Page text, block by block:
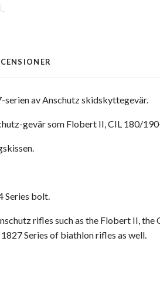
av Anschutz skidskyttegevär.
gevär som Flobert II, CIL 180/
Series bolt.
rifles such as the Flobert II,
Series of biathlon rifles as well.